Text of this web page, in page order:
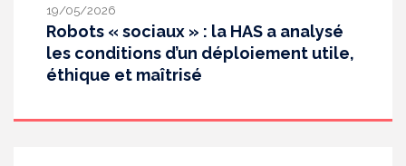
19/05/2026
Robots « sociaux » : la HAS a analysé
les conditions d’un déploiement utile,
éthique et maîtrisé